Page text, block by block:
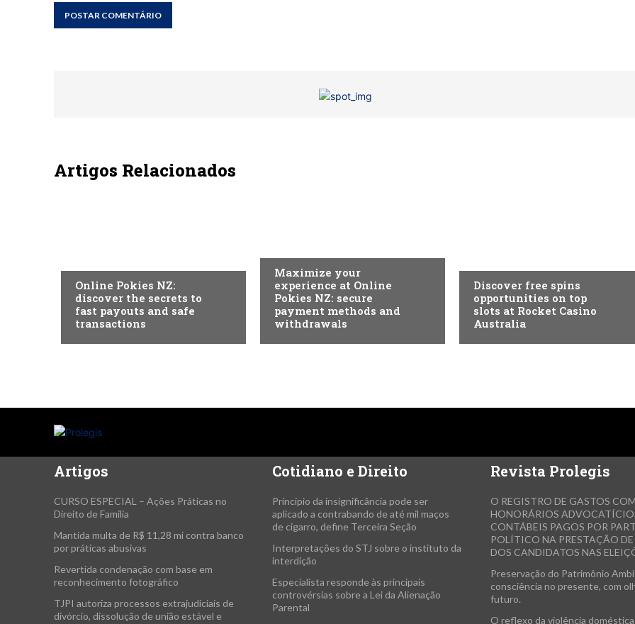
Artigos Relacionados
Online Pokies NZ:
discover the secrets to
fast payouts and safe
transactions
Maximize your
experience at Online
Pokies NZ: secure
payment methods and
withdrawals
Discover free spins
opportunities on top
slots at Rocket Casino
Australia
Artigos
CURSO ESPECIAL – Ações Práticas no
Direito de Familia
Mantida multa de R$ 11,28 mi contra banco
por práticas abusivas
Revertida condenação com base em
reconhecimento fotográfico
TJPI autoriza processos extrajudiciais de
divórcio, dissolução de união estável e
Cotidiano e Direito
Princípio da insignificância pode ser
aplicado a contrabando de até mil maços
de cigarro, define Terceira Seção
Interpretações do STJ sobre o instituto da
interdição
Especialista responde às principais
controvérsias sobre a Lei da Alienação
Parental
Revista Prolegis
O REGISTRO DE GASTOS COM
HONORÁRIOS
CONTÁBEIS PAGOS POR
POLÍTICO NA PRESTAÇÃO
DOS CANDIDATOS NAS
Preservação do Patrimônio
consciência no presente, com
futuro.
O reflexo da violência